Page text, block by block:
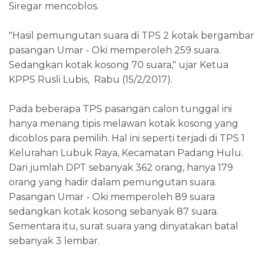
Siregar mencoblos.
"Hasil pemungutan suara di TPS 2 kotak bergambar
pasangan Umar - Oki memperoleh 259 suara.
Sedangkan kotak kosong 70 suara," ujar Ketua
KPPS Rusli Lubis, Rabu (15/2/2017).
Pada beberapa TPS pasangan calon tunggal ini
hanya menang tipis melawan kotak kosong yang
dicoblos para pemilih. Hal ini seperti terjadi di TPS 1
Kelurahan Lubuk Raya, Kecamatan Padang Hulu.
Dari jumlah DPT sebanyak 362 orang, hanya 179
orang yang hadir dalam pemungutan suara.
Pasangan Umar - Oki memperoleh 89 suara
sedangkan kotak kosong sebanyak 87 suara.
Sementara itu, surat suara yang dinyatakan batal
sebanyak 3 lembar.